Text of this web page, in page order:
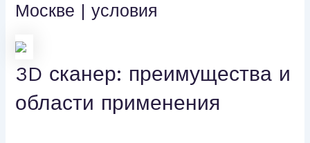
Москве | условия
3D сканер: преимущества и
области применения